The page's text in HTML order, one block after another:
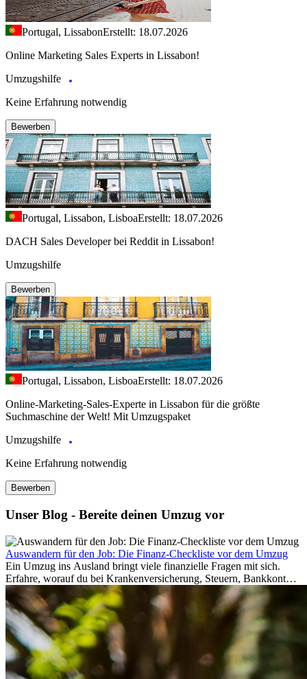
Portugal, LissabonErstellt: 18.07.2026
Online Marketing Sales Experts in Lissabon!
Umzugshilfe
Keine Erfahrung notwendig
Bewerben
Portugal, Lissabon, LisboaErstellt: 18.07.2026
DACH Sales Developer bei Reddit in Lissabon!
Umzugshilfe
Bewerben
Portugal, Lissabon, LisboaErstellt: 18.07.2026
Online-Marketing-Sales-Experte in Lissabon für die größte
Suchmaschine der Welt! Mit Umzugspaket
Umzugshilfe
Keine Erfahrung notwendig
Bewerben
Unser Blog - Bereite deinen Umzug vor
Auswandern für den Job: Die Finanz-Checkliste vor dem Umzug
Ein Umzug ins Ausland bringt viele finanzielle Fragen mit sich.
Erfahre, worauf du bei Krankenversicherung, Steuern, Bankkonto,
Rücklagen und Budgetplanung achten solltest, damit dein Neustart
im Ausland reibungslos gelingt.